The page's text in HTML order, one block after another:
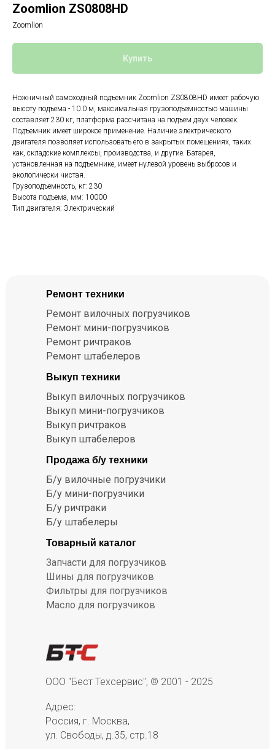
Zoomlion ZS0808HD
Zoomlion
Купить
Ножничный самоходный подъемник Zoomlion ZS0808HD имеет рабочую
высоту подъема - 10.0 м, максимальная грузоподъемностью машины
составляет 230 кг, платформа рассчитана на подъем двух человек.
Подъемник имеет широкое применение. Наличие электрического
двигателя позволяет использовать его в закрытых помещениях, таких
как, складские комплексы, производства, и другие. Батарея,
установленная на подъемнике, имеет нулевой уровень выбросов и
экологически чистая.
Грузоподъемность, кг: 230
Высота подъема, мм: 10000
Тип двигателя: Электрический
Ремонт вилочных погрузчиков
Ремонт мини-погрузчиков
Ремонт ричтраков
Ремонт штабелеров
Ремонт техники
Выкуп техники
Выкуп вилочных погрузчиков
Выкуп мини-погрузчиков
Выкуп ричтраков
Выкуп штабелеров
Продажа б/у техники
Б/у вилочные погрузчики
Б/у мини-погрузчики
Б/у ричтраки
Б/у штабелеры
Товарный каталог
Запчасти для погрузчиков
Шины для погрузчиков
Фильтры для погрузчиков
Масло для погрузчиков
ООО "Бест Техсервис", © 2001 - 2025
Адрес:
Россия, г. Москва,
ул. Свободы, д.35, стр.18